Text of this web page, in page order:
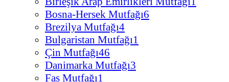
Bosna-Hersek Mutfağı6
Brezilya Mutfağı4
Bulgaristan Mutfağı1
Çin Mutfağı46
Danimarka Mutfağı3
Fas Mutfağı1